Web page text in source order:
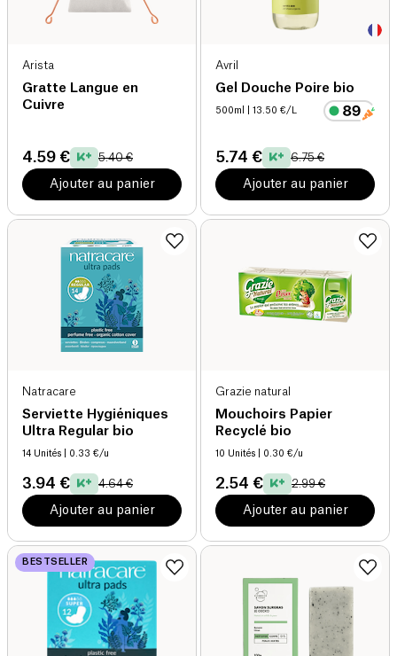
Arista
Gratte Langue en
Cuivre
4.59 € 5.40 €
Ajouter au panier
Avril
Gel Douche Poire bio
500ml | 13.50 €/L
5.74 € 6.75 €
Ajouter au panier
Natracare
Serviette Hygiéniques
Ultra Regular bio
14 Unités | 0.33 €/u
3.94 € 4.64 €
Ajouter au panier
Grazie natural
Mouchoirs Papier
Recyclé bio
10 Unités | 0.30 €/u
2.54 € 2.99 €
Ajouter au panier
BESTSELLER